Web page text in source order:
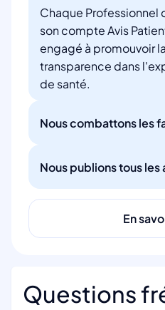
Chaque Professionnel
son compte Avis
engagé à promouvoir
transparence dans
de santé.
Nous combattons les
Nous publions tous les
En
Questions